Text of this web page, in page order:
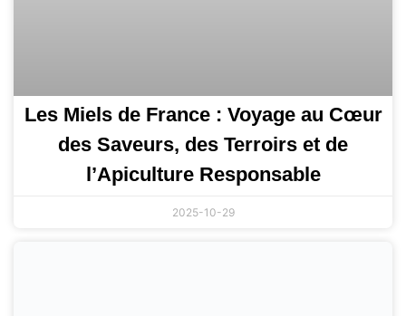
Les Miels de France : Voyage au Cœur
des Saveurs, des Terroirs et de
l’Apiculture Responsable
2025-10-29